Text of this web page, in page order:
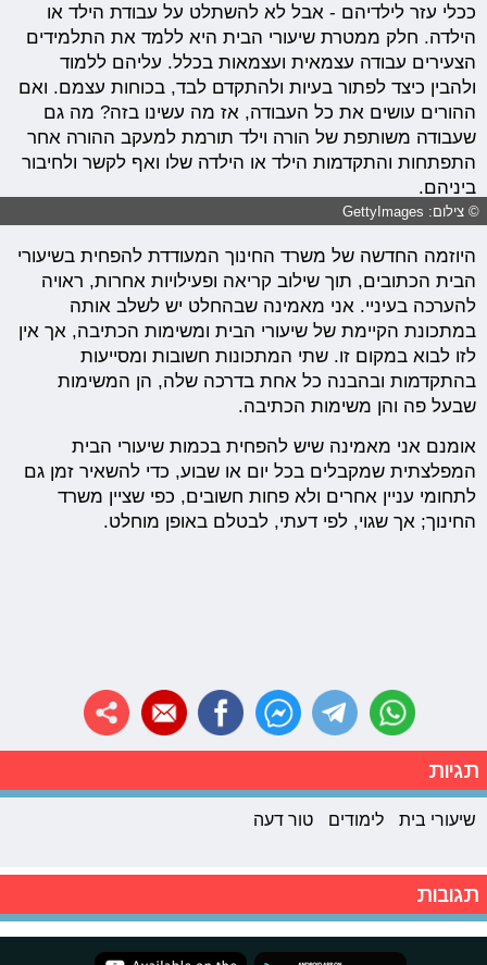
ככלי עזר לילדיהם - אבל לא להשתלט על עבודת הילד או
הילדה. חלק ממטרת שיעורי הבית היא ללמד את התלמידים
הצעירים עבודה עצמאית ועצמאות בכלל. עליהם ללמוד
ולהבין כיצד לפתור בעיות ולהתקדם לבד, בכוחות עצמם. ואם
ההורים עושים את כל העבודה, אז מה עשינו בזה? מה גם
שעבודה משותפת של הורה וילד תורמת למעקב ההורה אחר
התפתחות והתקדמות הילד או הילדה שלו ואף לקשר ולחיבור
ביניהם.
© צילום: GettyImages
היוזמה החדשה של משרד החינוך המעודדת להפחית בשיעורי
הבית הכתובים, תוך שילוב קריאה ופעילויות אחרות, ראויה
להערכה בעיניי. אני מאמינה שבהחלט יש לשלב אותה
במתכונת הקיימת של שיעורי הבית ומשימות הכתיבה, אך אין
לזו לבוא במקום זו. שתי המתכונות חשובות ומסייעות
בהתקדמות ובהבנה כל אחת בדרכה שלה, הן המשימות
שבעל פה והן משימות הכתיבה.
אומנם אני מאמינה שיש להפחית בכמות שיעורי הבית
המפלצתית שמקבלים בכל יום או שבוע, כדי להשאיר זמן גם
לתחומי עניין אחרים ולא פחות חשובים, כפי שציין משרד
החינוך; אך שגוי, לפי דעתי, לבטלם באופן מוחלט.
תגיות
שיעורי בית לימודים טור דעה
תגובות